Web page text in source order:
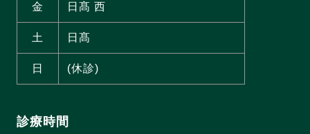
金 日髙 西
土 日髙
日 (休診)
診療時間